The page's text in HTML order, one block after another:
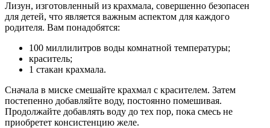
Лизун, изготовленный из крахмала, совершенно безопасен
для детей, что является важным аспектом для каждого
родителя. Вам понадобятся:
100 миллилитров воды комнатной температуры;
краситель;
1 стакан крахмала.
Сначала в миске смешайте крахмал с красителем. Затем
постепенно добавляйте воду, постоянно помешивая.
Продолжайте добавлять воду до тех пор, пока смесь не
приобретет консистенцию желе.